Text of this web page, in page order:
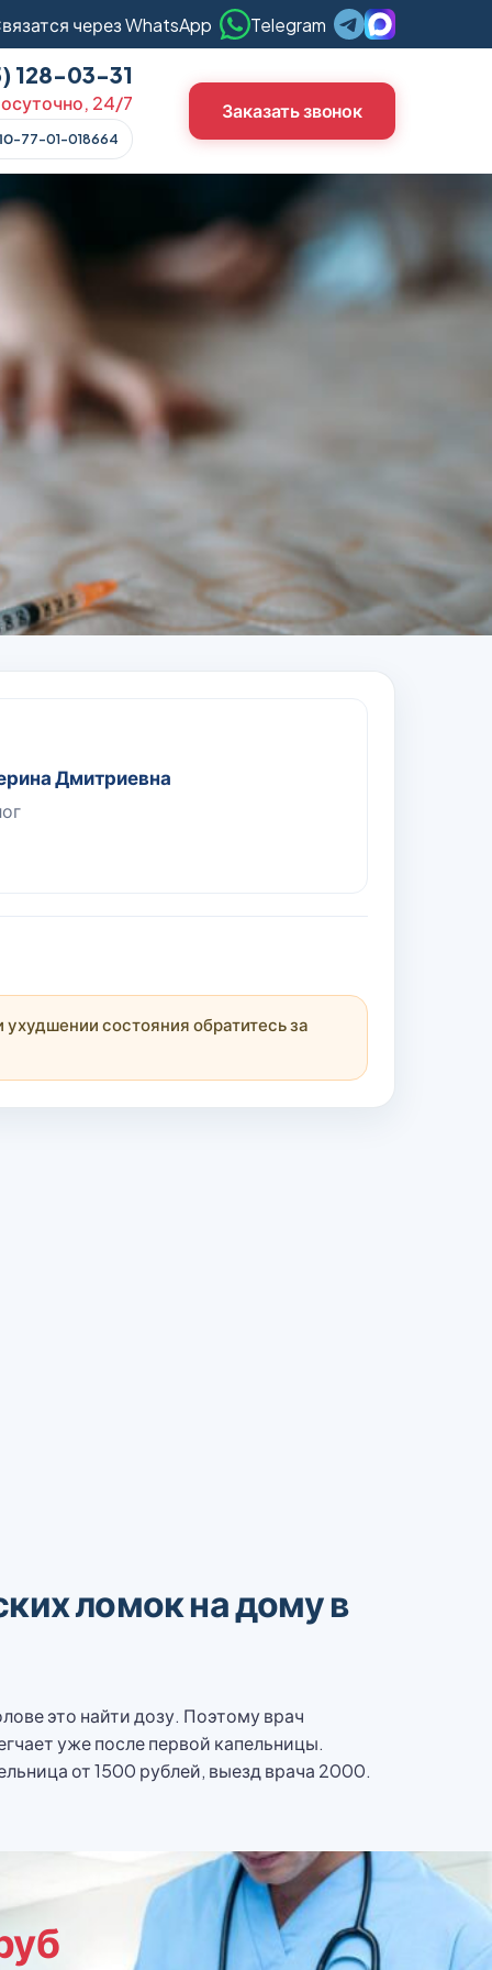
через WhatsApp Telegram
128-03-31
24/7
77-01-018664
Заказать звонок
Дмитриевна
состояния обратитесь за
ломок на дому в
это найти дозу. Поэтому врач
уже после первой капельницы.
от 1500 рублей, выезд врача 2000.